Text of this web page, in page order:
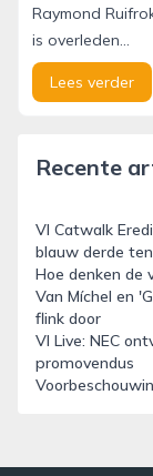
Raymond
is overleden...
Lees verder
Recente
VI Catwalk
blauw derde
Hoe denken de
Van Míchel en
flink door
VI Live: NEC
promovendus